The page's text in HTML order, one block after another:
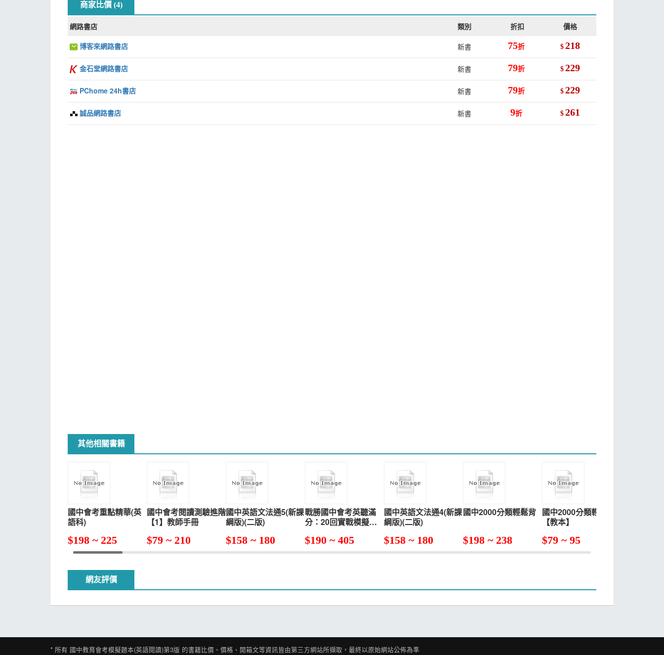
商家比價 (4)
網路書店 類別 折扣
價格
博客來網路書店
新書 75折 $ 218
金石堂網路書店 新書 79折 $ 229
PChome 24h書店 新書 79折 $ 229
誠品網路書店 新書 9折 $ 261
其他相關書籍
國中會考重點精華(英
語科)
$198 ~ 225
國中會考閱讀測驗進階
【1】教師手冊
$79 ~ 210
國中英語文法通5(新課
綱版)(二版)
$158 ~ 180
戰勝國中會考英聽滿
分：20回實戰模擬測
（16K＋1MP3）
$190 ~ 405
國中英語文法通4(新課
綱版)(二版)
$158 ~ 180
國中2000分類輕鬆背
$198 ~ 238
國中2000分類輕鬆背
【教本】
$79 ~ 95
網友評價
* 所有 國中教育會考模擬題本(英語閱讀)第3版 的書籍比價、價格、開箱文等資訊皆由第三方網站所擷取，最終以原始網站公佈為準